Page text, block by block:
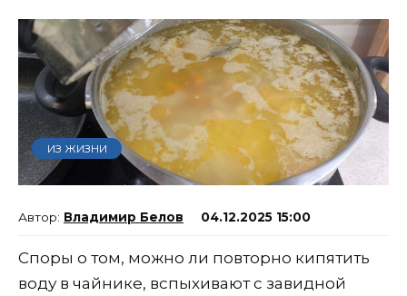
ИЗ ЖИЗНИ
Владимир Белов 04.12.2025 15:00
Споры о том, можно ли повторно кипятить
воду в чайнике, вспыхивают с завидной